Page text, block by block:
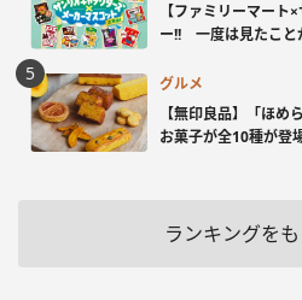
【ファミリーマー
ー!! 一度は見たこと
グルメ
【無印良品】「ほ
お菓子が全10種が登
ランキングを